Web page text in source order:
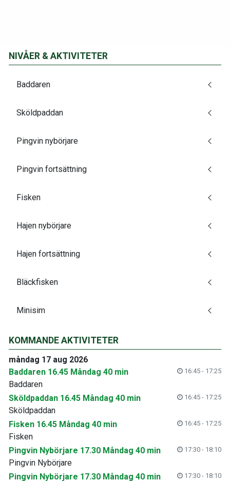
NIVÅER & AKTIVITETER
Baddaren
Sköldpaddan
Pingvin nybörjare
Pingvin fortsättning
Fisken
Hajen nybörjare
Hajen fortsättning
Bläckfisken
Minisim
KOMMANDE AKTIVITETER
måndag 17 aug 2026
Baddaren 16.45 Måndag 40 min
16:45 - 17:25
Baddaren
Sköldpaddan 16.45 Måndag 40 min
16:45 - 17:25
Sköldpaddan
Fisken 16.45 Måndag 40 min
16:45 - 17:25
Fisken
Pingvin Nybörjare 17.30 Måndag 40 min
17:30 - 18:10
Pingvin Nybörjare
Pingvin Nybörjare 17.30 Måndag 40 min
17:30 - 18:10